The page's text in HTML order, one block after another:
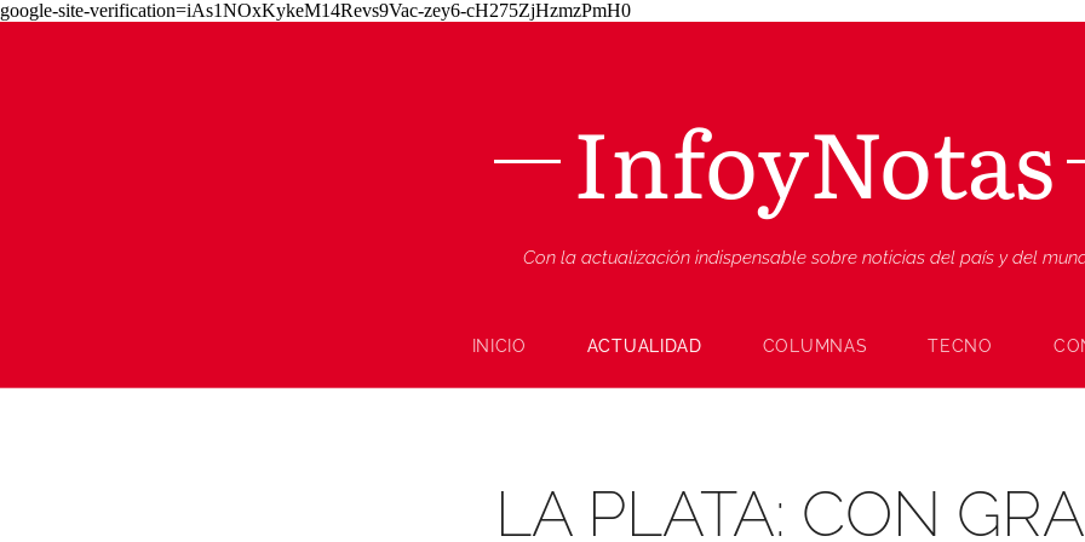
google-site-verification=iAs1NOxKykeM14Revs9Vac-zey6-cH275ZjHzmzPmH0
InfoyNotas
Con la actualización indispensable sobre noticias del país y del
INICIO ACTUALIDAD COLUMNAS TECNO
LA PLATA: CON